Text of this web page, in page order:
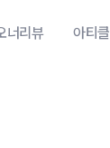
너리뷰 아티클